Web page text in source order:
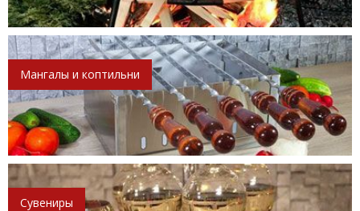
Мангалы и коптильни
Сувениры